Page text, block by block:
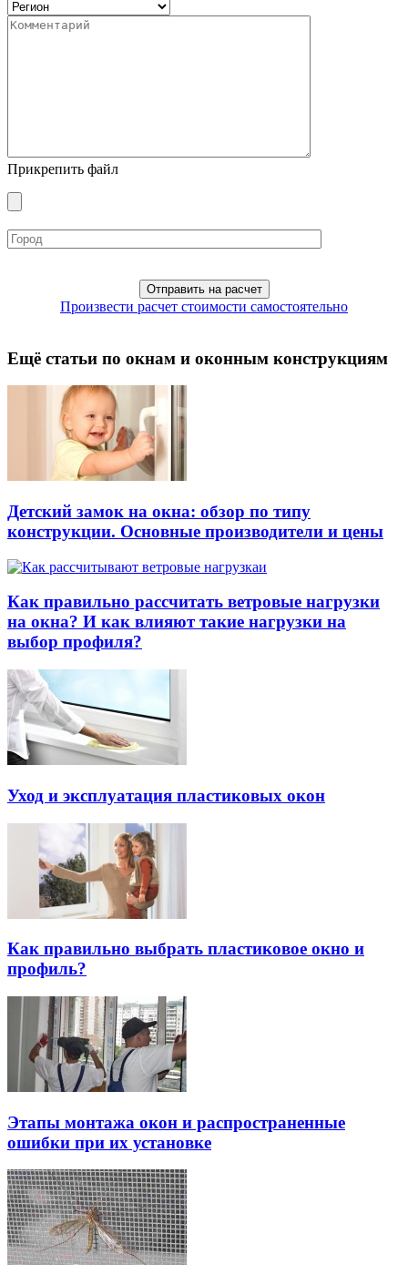
Прикрепить файл
Произвести расчет стоимости самостоятельно
Ещё статьи по окнам и оконным конструкциям
Детский замок на окна: обзор по типу
конструкции. Основные производители и цены
Как правильно рассчитать ветровые нагрузки
на окна? И как влияют такие нагрузки на
выбор профиля?
Уход и эксплуатация пластиковых окон
Как правильно выбрать пластиковое окно и
профиль?
Этапы монтажа окон и распространенные
ошибки при их установке